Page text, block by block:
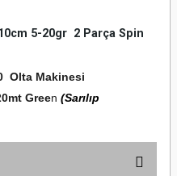
5-20gr 2 Parça Spin
Olta Makinesi
Green (Sarılıp